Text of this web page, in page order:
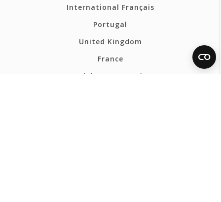
International Français
Portugal
United Kingdom
France
Belgium - Français